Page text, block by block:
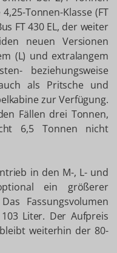
Tonnen-Klasse (FT
FT 430 EL, der weiter
neuen Versionen
(L) und extralangem
beziehungsweise
als Pritsche und
zur Verfügung.
Fällen drei Tonnen,
6,5 Tonnen nicht
in den M-, L- und
ein größerer
Fassungsvolumen
Liter. Der Aufpreis
weiterhin der 80-